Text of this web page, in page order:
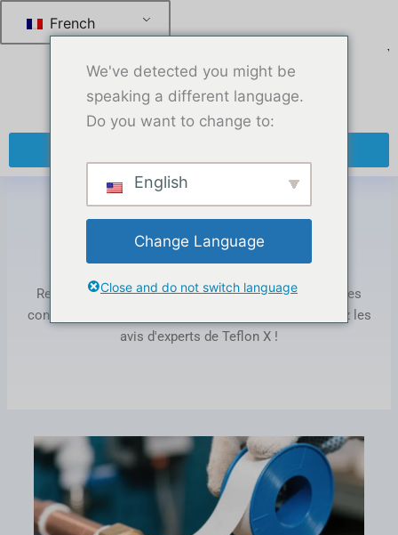
French
Restez informé des tendances du secteur du PTFE, des
conseils produits et de l'actualité de l'entreprise. Lisez les
avis d'experts de Teflon X !
We've detected you might be
speaking a different language.
Do you want to change to:
English
Change Language
Close and do not switch language